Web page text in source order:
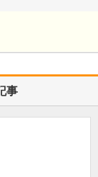
事